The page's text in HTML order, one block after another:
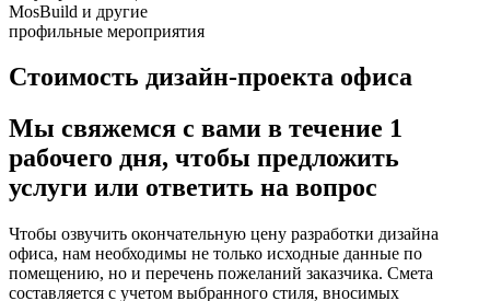
MosBuild и другие
профильные мероприятия
Стоимость дизайн-проекта офиса
Мы свяжемся с вами в течение 1
рабочего дня, чтобы предложить
услуги или ответить на вопрос
Чтобы озвучить окончательную цену разработки дизайна
офиса, нам необходимы не только исходные данные по
помещению, но и перечень пожеланий заказчика. Смета
составляется с учетом выбранного стиля, вносимых